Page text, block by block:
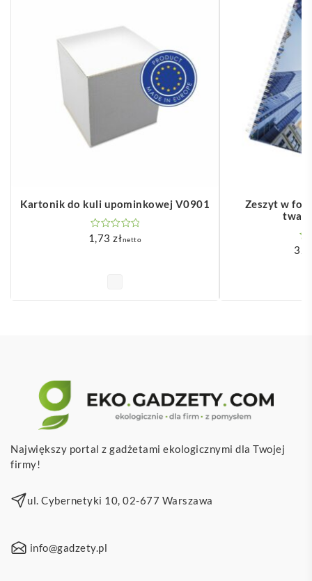
Kartonik do kuli upominkowej V0901
1,73złnetto
Zeszyt w
Największy portal z gadżetami ekologicznymi dla Twojej
firmy!
ul. Cybernetyki 10, 02-677 Warszawa
info@gadzety.pl